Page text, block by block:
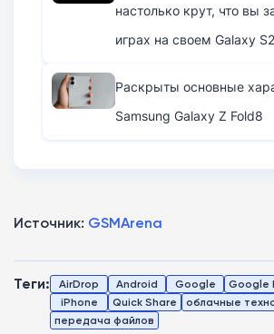
настолько крут, что вы
играх на своем Galaxy
Раскрыты основные
Samsung Galaxy Z Fold8
Источник: GSMArena
Теги: AirDrop Android Google
Google
iPhone
Quick Share
облачные
передача файлов